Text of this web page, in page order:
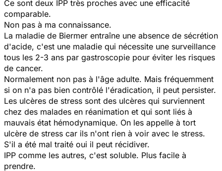
Ce sont deux IPP très proches avec une efficacité
comparable.
Non pas à ma connaissance.
La maladie de Biermer entraîne une absence de sécrétion
d'acide, c'est une maladie qui nécessite une surveillance
tous les 2-3 ans par gastroscopie pour éviter les risques
de cancer.
Normalement non pas à l'âge adulte. Mais fréquemment
si on n'a pas bien contrôlé l'éradication, il peut persister.
Les ulcères de stress sont des ulcères qui surviennent
chez des malades en réanimation et qui sont liés à
mauvais état hémodynamique. On les appelle à tort
ulcère de stress car ils n'ont rien à voir avec le stress.
S'il a été mal traité oui il peut récidiver.
IPP comme les autres, c'est soluble. Plus facile à
prendre.